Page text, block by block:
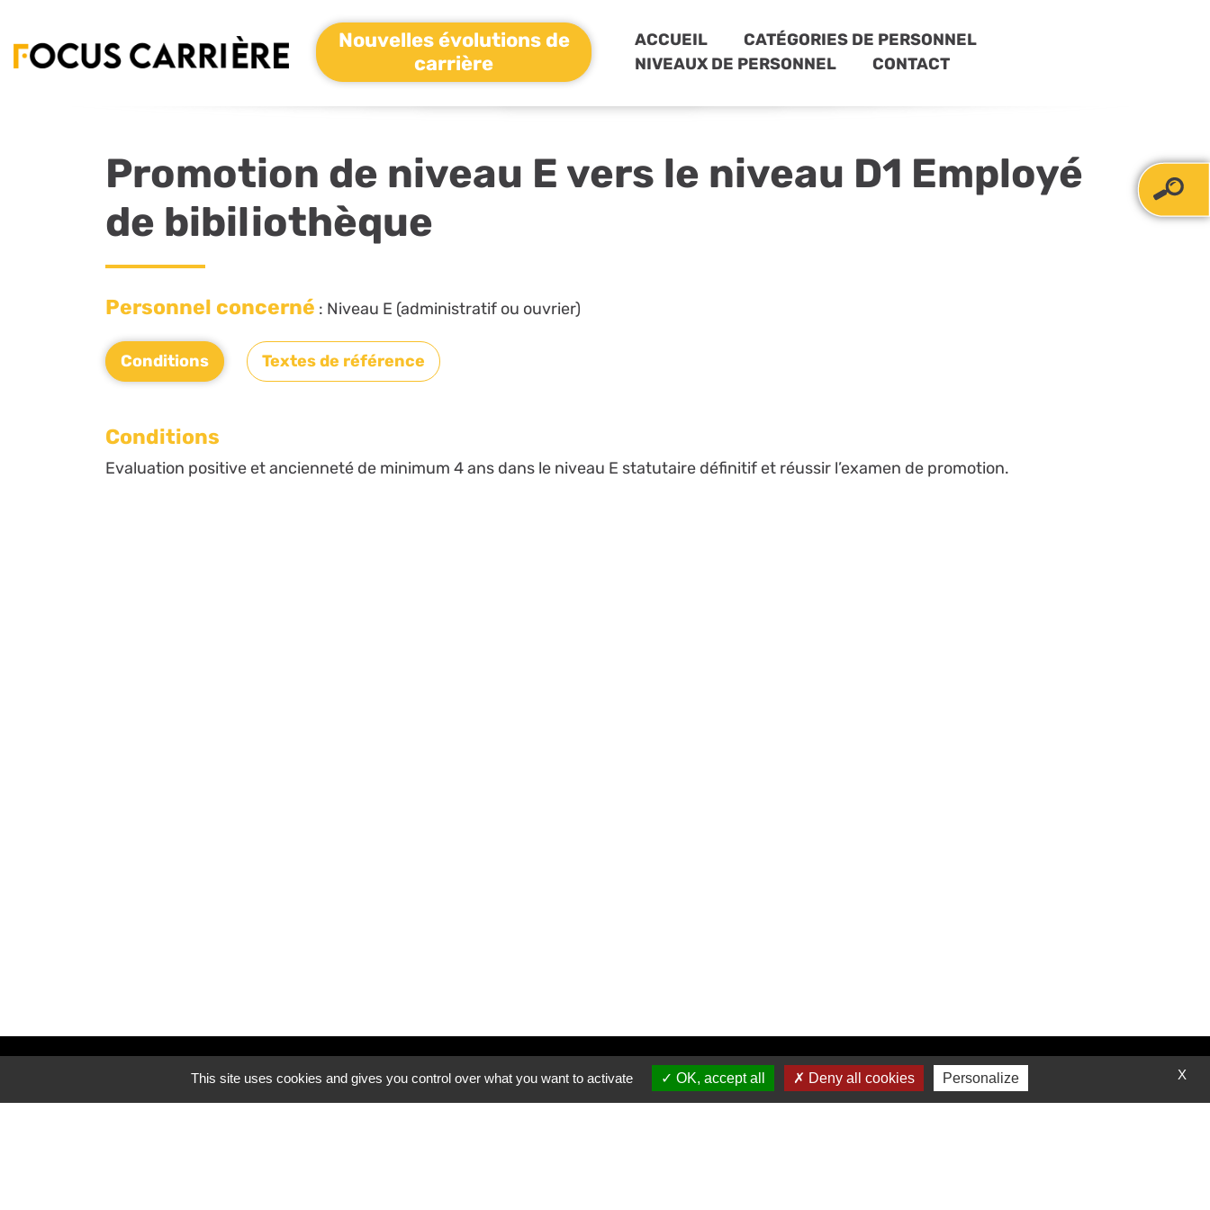
Nouvelles évolutions de
carrière
ACCUEIL
CATÉGORIES DE PERSONNEL
NIVEAUX DE PERSONNEL
CONTACT
Promotion de niveau E vers le niveau D1 Employé
de bibiliothèque
Personnel concerné : Niveau E (administratif ou ouvrier)
Conditions Textes de référence
Conditions
Evaluation positive et ancienneté de minimum 4 ans dans le niveau E statutaire définitif et réussir l’examen de promotion.
Inscrivez-vous à notre newsletter Contactez-nous X
This site uses cookies and gives you control over what you want to activate OK, accept all Deny all cookies Personalize